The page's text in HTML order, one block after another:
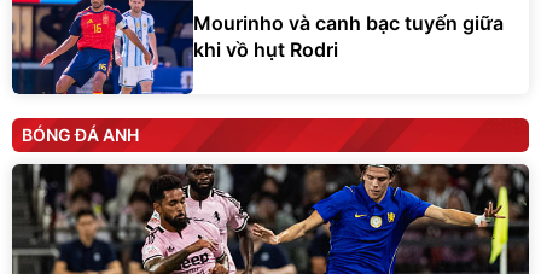
Mourinho và canh bạc tuyến giữa
khi vồ hụt Rodri
BÓNG ĐÁ ANH